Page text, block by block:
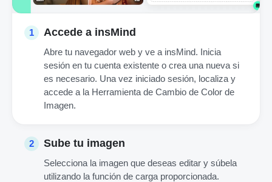
1 Accede a insMind
Abre tu navegador web y ve a insMind. Inicia
sesión en tu cuenta existente o crea una nueva si
es necesario. Una vez iniciado sesión, localiza y
accede a la Herramienta de Cambio de Color de
Imagen.
2 Sube tu imagen
Selecciona la imagen que deseas editar y súbela
utilizando la función de carga proporcionada.